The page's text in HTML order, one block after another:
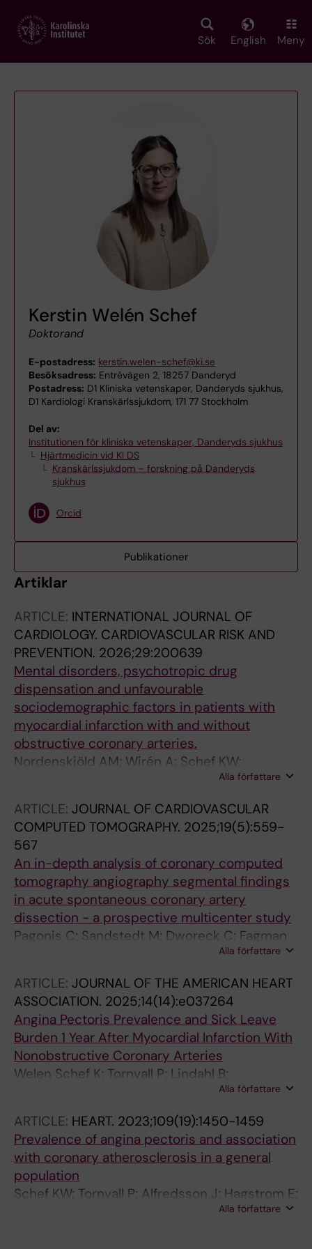
main
Sök English Meny
Kerstin Welén Schef
Doktorand
E-postadress: kerstin.welen-schef@ki.se
Besöksadress: Entrévägen 2, 18257 Danderyd
Postadress: D1 Kliniska vetenskaper, Danderyds sjukhus,
D1 Kardiologi Kranskärlssjukdom, 171 77 Stockholm
Del av:
Institutionen för kliniska vetenskaper, Danderyds sjukhus
Hjärtmedicin vid KI DS
Kranskärlssjukdom – forskning på Danderyds
sjukhus
Orcid
Publikationer
Artiklar
ARTICLE: INTERNATIONAL JOURNAL OF
CARDIOLOGY. CARDIOVASCULAR RISK AND
PREVENTION. 2026;29:200639
Mental disorders, psychotropic drug
dispensation and unfavourable
sociodemographic factors in patients with
myocardial infarction with and without
obstructive coronary arteries.
Nordenskjöld AM; Wirén A; Schef KW;
Alla författare
ARTICLE: JOURNAL OF CARDIOVASCULAR
COMPUTED TOMOGRAPHY. 2025;19(5):559-
567
An in-depth analysis of coronary computed
tomography angiography segmental findings
in acute spontaneous coronary artery
dissection - a prospective multicenter study
Pagonis C; Sandstedt M; Dworeck C; Fagman
E; Erlinge D; Adlam D; Andersson J;
Johnston N; Henareh L; Markstad H; Ostenfeld
E; Tornvall P; Venetsanos D; Welen-Schef K;
Yndigegn T; Swahn E; Sederholm S
Alla författare
ARTICLE: JOURNAL OF THE AMERICAN HEART
ASSOCIATION. 2025;14(14):e037264
Angina Pectoris Prevalence and Sick Leave
Burden 1 Year After Myocardial Infarction With
Nonobstructive Coronary Arteries
Welen Schef K; Tornvall P; Lindahl B;
Alla författare
ARTICLE: HEART. 2023;109(19):1450-1459
Prevalence of angina pectoris and association
with coronary atherosclerosis in a general
population
Schef KW; Tornvall P; Alfredsson J; Hagstrom E;
Ravn-Fischer A; Soderberg S; Yndigegn T;
Alla författare